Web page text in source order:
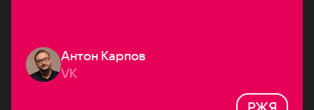
Антон Карпов
VK
РЖЯ